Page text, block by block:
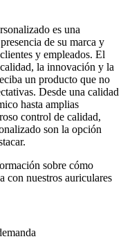
es una
de su marca y
y empleados. El
la innovación y la
un producto que no
Desde una calidad
hasta amplias
control de calidad,
son la opción
sobre cómo
con nuestros auriculares